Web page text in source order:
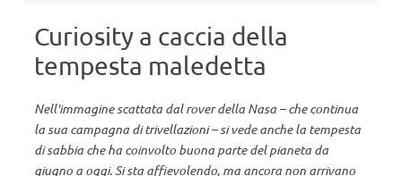
Curiosity a caccia della
tempesta maledetta
Nell'immagine scattata dal rover della Nasa – che continua
la sua campagna di trivellazioni – si vede anche la tempesta
di sabbia che ha coinvolto buona parte del pianeta da
giugno a oggi. Si sta affievolendo, ma ancora non arrivano